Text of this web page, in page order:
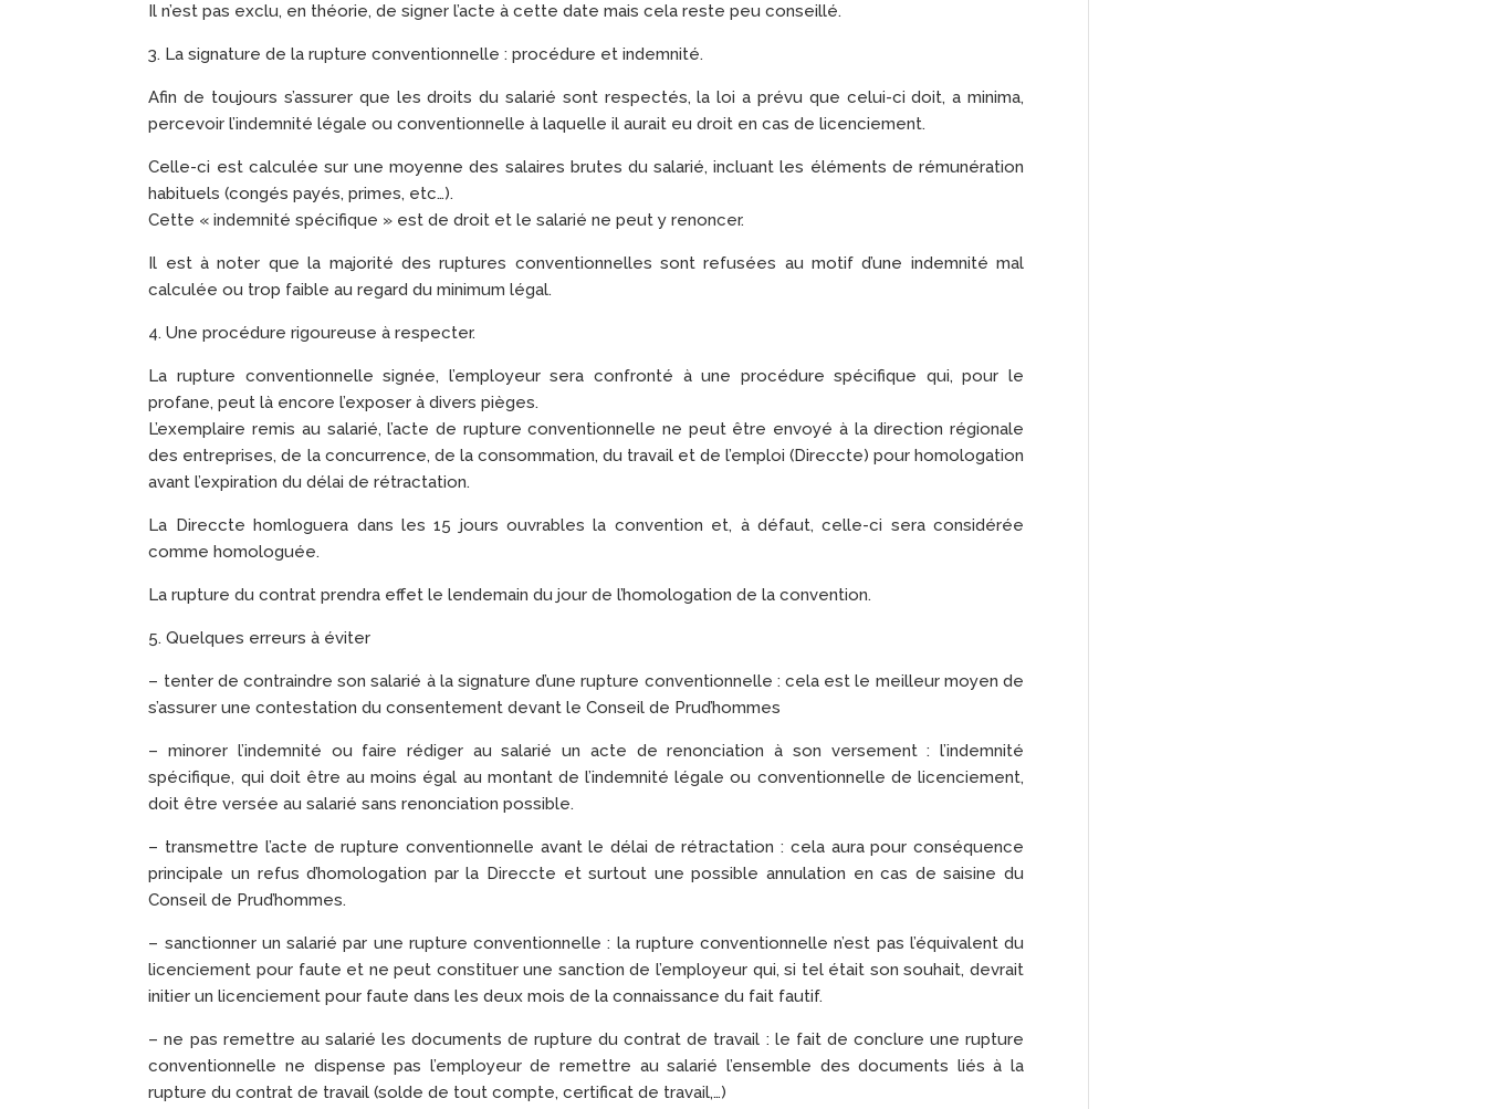
Il n’est pas exclu, en théorie, de signer l’acte à cette date mais cela reste peu conseillé.
3. La signature de la rupture conventionnelle : procédure et indemnité.
Afin de toujours s’assurer que les droits du salarié sont respectés, la loi a prévu que celui-ci doit, a minima,
percevoir l’indemnité légale ou conventionnelle à laquelle il aurait eu droit en cas de licenciement.
Celle-ci est calculée sur une moyenne des salaires brutes du salarié, incluant les éléments de rémunération
habituels (congés payés, primes, etc…).
Cette « indemnité spécifique » est de droit et le salarié ne peut y renoncer.
Il est à noter que la majorité des ruptures conventionnelles sont refusées au motif d’une indemnité mal
calculée ou trop faible au regard du minimum légal.
4. Une procédure rigoureuse à respecter.
La rupture conventionnelle signée, l’employeur sera confronté à une procédure spécifique qui, pour le
profane, peut là encore l’exposer à divers pièges.
L’exemplaire remis au salarié, l’acte de rupture conventionnelle ne peut être envoyé à la direction régionale
des entreprises, de la concurrence, de la consommation, du travail et de l’emploi (Direccte) pour homologation
avant l’expiration du délai de rétractation.
La Direccte homloguera dans les 15 jours ouvrables la convention et, à défaut, celle-ci sera considérée
comme homologuée.
La rupture du contrat prendra effet le lendemain du jour de l’homologation de la convention.
5. Quelques erreurs à éviter
– tenter de contraindre son salarié à la signature d’une rupture conventionnelle : cela est le meilleur moyen de
s’assurer une contestation du consentement devant le Conseil de Prud’hommes
– minorer l’indemnité ou faire rédiger au salarié un acte de renonciation à son versement : l’indemnité
spécifique, qui doit être au moins égal au montant de l’indemnité légale ou conventionnelle de licenciement,
doit être versée au salarié sans renonciation possible.
– transmettre l’acte de rupture conventionnelle avant le délai de rétractation : cela aura pour conséquence
principale un refus d’homologation par la Direccte et surtout une possible annulation en cas de saisine du
Conseil de Prud’hommes.
– sanctionner un salarié par une rupture conventionnelle : la rupture conventionnelle n’est pas l’équivalent du
licenciement pour faute et ne peut constituer une sanction de l’employeur qui, si tel était son souhait, devrait
initier un licenciement pour faute dans les deux mois de la connaissance du fait fautif.
– ne pas remettre au salarié les documents de rupture du contrat de travail : le fait de conclure une rupture
conventionnelle ne dispense pas l’employeur de remettre au salarié l’ensemble des documents liés à la
rupture du contrat de travail (solde de tout compte, certificat de travail,…)